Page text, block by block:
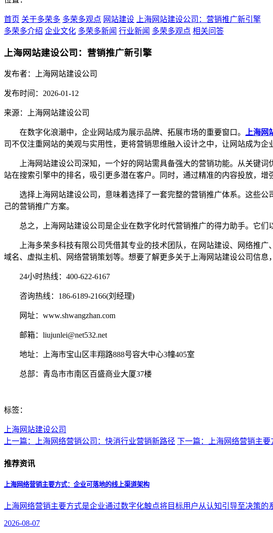
首页 关于多荣多 多荣多观点 网站建设
上海网站建设公司：营销推广新引擎
多荣多介绍 企业文化 多荣多新闻 行业新闻 多荣多观点 相关问答
上海网站建设公司：营销推广新引擎
发布者：上海网站建设公司
发布时间：2026-01-12
来源：上海网站建设公司
在数字化浪潮中，企业网站成为展示品牌、拓展市场的重要窗口。 上海网
司不仅注重网站的美观与实用性，更将营销思维融入设计之中，让网站成为企
上海网站建设公司深知，一个好的网站需具备强大的营销功能。从关键词
站在搜索引擎中的排名，吸引更多潜在客户。同时，通过精准的内容投放，增
选择上海网站建设公司，意味着选择了一套完整的营销推广体系。这些公
己的营销推广方案。
总之，上海网站建设公司是企业在数字化时代营销推广的得力助手。它们
上海多荣多科技有限公司凭借其专业的技术团队，在网站建设、网络推广
域名、虚拟主机、网络营销策划等。想要了解更多关于上海网站建设公司信息
24小时热线：400-622-6167
咨询热线：186-6189-2166(刘经理)
网址：www.shwangzhan.com
邮箱：liujunlei@net532.net
地址：上海市宝山区丰翔路888号容大中心3幢405室
总部：青岛市市南区百盛商业大厦37楼
标签：
上海网站建设公司
上一篇：上海网络营销公司：快消行业营销新路径 下一篇：上海网络营销主
推荐资讯
上海网络营销主要方式：企业可落地的线上渠道架构
上海网络营销主要方式是企业通过数字化触点将目标用户从认知引导至决策
2026-08-07